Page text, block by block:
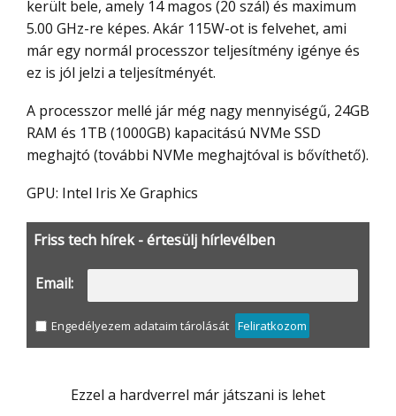
került bele, amely 14 magos (20 szál) és maximum
5.00 GHz-re képes. Akár 115W-ot is felvehet, ami
már egy normál processzor teljesítmény igénye és
ez is jól jelzi a teljesítményét.
A processzor mellé jár még nagy mennyiségű, 24GB
RAM és 1TB (1000GB) kapacitású NVMe SSD
meghajtó (további NVMe meghajtóval is bővíthető).
GPU: Intel Iris Xe Graphics
Friss tech hírek - értesülj hírlevélben
Email:
Engedélyezem adataim tárolását Feliratkozom
Ezzel a hardverrel már játszani is lehet